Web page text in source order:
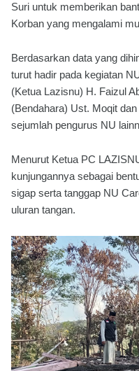
Suri untuk memberikan
Korban yang mengalami
Berdasarkan data yang
turut hadir pada kegiatan
(Ketua Lazisnu) H. Faizul
(Bendahara) Ust. Moqit
sejumlah pengurus NU
Menurut Ketua PC
kunjungannya sebagai
sigap serta tanggap NU
uluran tangan.